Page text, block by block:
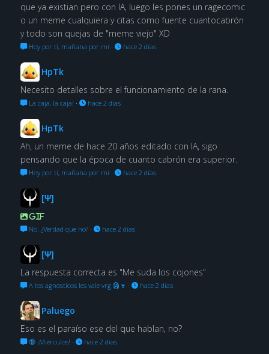
que ya existian pero con IA, luego les pones un ragecomic
o un meme cualquiera y citas como fuente cuantocabrón
y todo son quejas de "meme viejo" XD
Hoy por ti, mañana por mí· hace 2 días
HpTk
Necesito detalles sobre el funcionamiento de la rana.
La caja, la caja! · hace 2 días
HpTk
Ah, un meme de hace 20 años editado con IA, sigo
pensando que la época de cuanto cabrón era superior.
Hoy por ti, mañana por mí· hace 2 días
[Ψ]
GIF
No. ¿Verdad que no?· hace 2 días
[Ψ]
La respuesta correcta es "Me suda los cojones"
A los agnosticos les vale vrg 🗿🍷 · hace 2 días
Paluego
Eso es el paraíso ese del que hablan, no?
🔞 ¡Miérculos! · hace 2 días